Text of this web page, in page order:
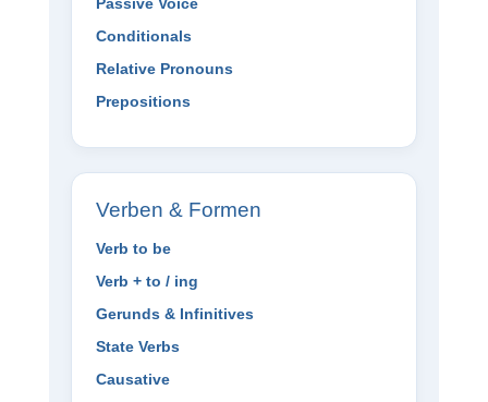
Passive Voice
Conditionals
Relative Pronouns
Prepositions
Verben & Formen
Verb to be
Verb + to / ing
Gerunds & Infinitives
State Verbs
Causative